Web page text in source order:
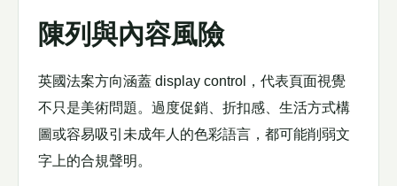
陳列與內容風險
英國法案方向涵蓋 display control，代表頁面視覺
不只是美術問題。過度促銷、折扣感、生活方式構
圖或容易吸引未成年人的色彩語言，都可能削弱文
字上的合規聲明。